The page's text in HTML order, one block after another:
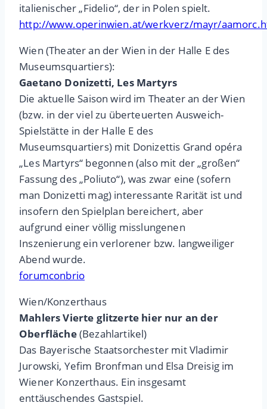
italienischer „Fidelio“, der in Polen spielt.
http://www.operinwien.at/werkverz/mayr/
Wien (Theater an der Wien in der Halle E des
Museumsquartiers):
Gaetano Donizetti, Les Martyrs
Die aktuelle Saison wird im Theater an der Wien
(bzw. in der viel zu überteuerten Ausweich-
Spielstätte in der Halle E des
Museumsquartiers) mit Donizettis Grand opéra
„Les Martyrs“ begonnen (also mit der „großen“
Fassung des „Poliuto“), was zwar eine (sofern
man Donizetti mag) interessante Rarität ist und
insofern den Spielplan bereichert, aber
aufgrund einer völlig misslungenen
Inszenierung ein verlorener bzw. langweiliger
Abend wurde.
forumconbrio
Wien/Konzerthaus
Mahlers Vierte glitzerte hier nur an der
Oberfläche(Bezahlartikel)
Das Bayerische Staatsorchester mit Vladimir
Jurowski, Yefim Bronfman und Elsa Dreisig im
Wiener Konzerthaus. Ein insgesamt
enttäuschendes Gastspiel.